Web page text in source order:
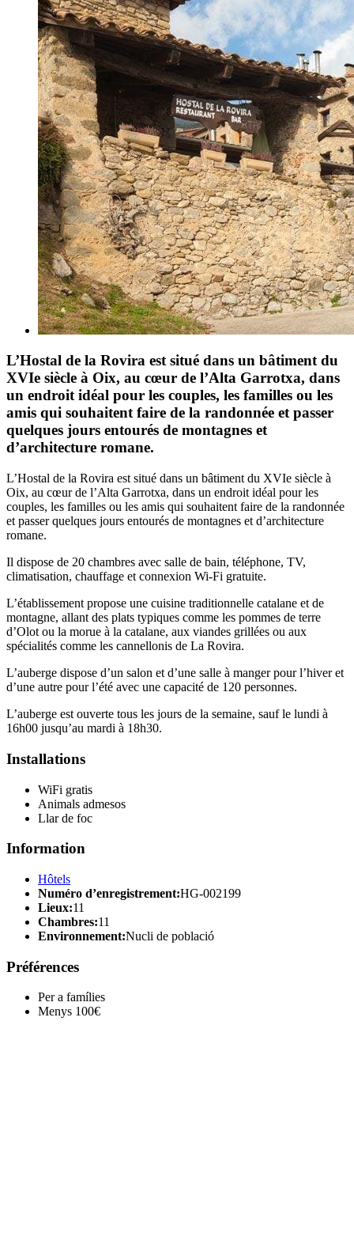
L’Hostal de la Rovira est situé dans un bâtiment du
XVIe siècle à Oix, au cœur de l’Alta Garrotxa, dans
un endroit idéal pour les couples, les familles ou les
amis qui souhaitent faire de la randonnée et passer
quelques jours entourés de montagnes et
d’architecture romane.
L’Hostal de la Rovira est situé dans un bâtiment du XVIe siècle à
Oix, au cœur de l’Alta Garrotxa, dans un endroit idéal pour les
couples, les familles ou les amis qui souhaitent faire de la randonnée
et passer quelques jours entourés de montagnes et d’architecture
romane.
Il dispose de 20 chambres avec salle de bain, téléphone, TV,
climatisation, chauffage et connexion Wi-Fi gratuite.
L’établissement propose une cuisine traditionnelle catalane et de
montagne, allant des plats typiques comme les pommes de terre
d’Olot ou la morue à la catalane, aux viandes grillées ou aux
spécialités comme les cannellonis de La Rovira.
L’auberge dispose d’un salon et d’une salle à manger pour l’hiver et
d’une autre pour l’été avec une capacité de 120 personnes.
L’auberge est ouverte tous les jours de la semaine, sauf le lundi à
16h00 jusqu’au mardi à 18h30.
Installations
WiFi gratis
Animals admesos
Llar de foc
Information
Hôtels
Numéro d’enregistrement:HG-002199
Lieux:11
Chambres:11
Environnement:Nucli de població
Préférences
Per a famílies
Menys 100€